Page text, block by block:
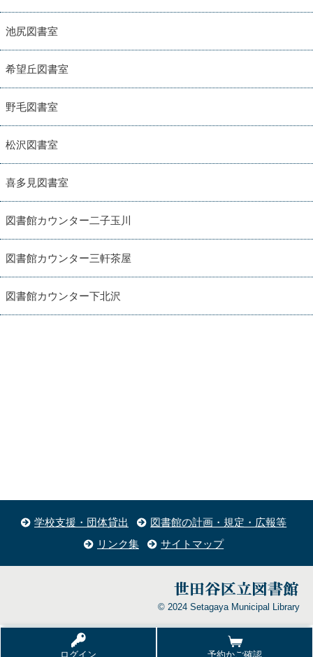
ログイン 予約かご確認
池尻図書室
希望丘図書室
野毛図書室
松沢図書室
喜多見図書室
図書館カウンター二子玉川
図書館カウンター三軒茶屋
図書館カウンター下北沢
学校支援・団体貸出
図書館の計画・規定・広報等
リンク集
サイトマップ
© 2024 Setagaya Municipal Library